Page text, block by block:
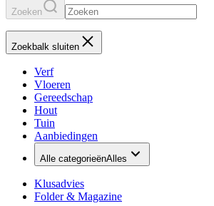
Zoeken
Zoekbalk sluiten
Verf
Vloeren
Gereedschap
Hout
Tuin
Aanbiedingen
Alle categorieënAlles
Klusadvies
Folder & Magazine